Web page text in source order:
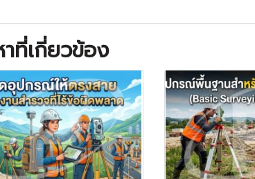
าที่เกี่ยวข้อง